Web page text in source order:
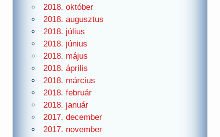
2018. október
2018. augusztus
2018. július
2018. június
2018. május
2018. április
2018. március
2018. február
2018. január
2017. december
2017. november